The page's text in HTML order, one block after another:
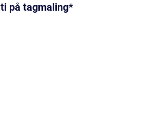
på tagmaling*